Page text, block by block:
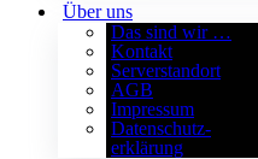
Über uns
Das sind wir …
Kontakt
Serverstandort
AGB
Impressum
Datenschutz­
erklärung